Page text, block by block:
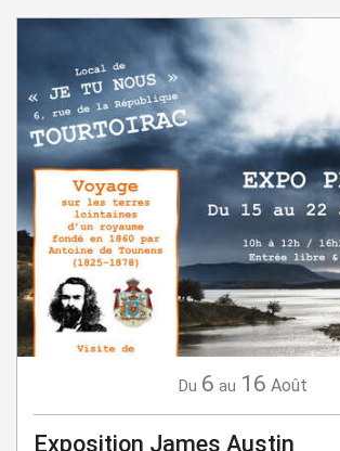
Du 6 au 16 Août
Exposition James Austin